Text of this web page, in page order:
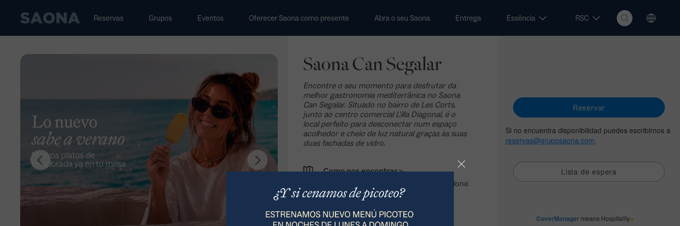
Grupo Saona Reservas Grupos Eventos Oferecer Saona como presente Abra o seu Saona Entrega Essência RSC
Saona Can Segalar
Encontre o seu momento para desfrutar da
melhor gastronomia mediterrânica no Saona
Can Segalar. Situado no bairro de Les Corts,
junto ao centro comercial L'illa Diagonal, é o
local perfeito para desconectar num espaço
acolhedor e cheio de luz natural graças às suas
duas fachadas de vidro.
Como nos encontrar >
C. de Can Segalar, 14-16, 08014 Barcelona
932 206 513
Reserve o seu evento